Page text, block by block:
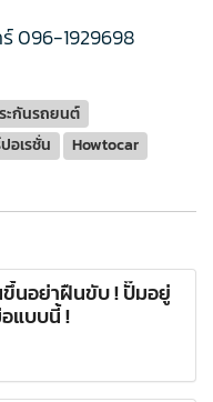
096-1929698
ะกันรถยนต์
อเรชั่น Howtocar
นอย่าฝืนขับ ! ปั๊มอยู่
แบบนี้ !